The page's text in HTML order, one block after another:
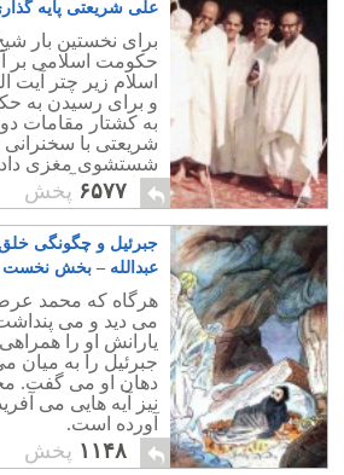
علی شریعتی پایه
برای نخستین بار
حکومت اسلامی بر
اسلام زیر چتر آیت
و برای رسیدن به
به کشتار مقامات
شریعتی با سخنرانی
شستشوی مغزی
اسلامی را آماده
پیاده کرد.
۶۵۷۷ پخش
جبرئیل و چگونگی
عبدالله – بخش نخست
هرگاه که محمد
می دید و می
یارانش او را
جبرئیل را به میان
دهان او می گفت.
نیز آیه هایی می
آورده است.
۱۱۴۸ پخش